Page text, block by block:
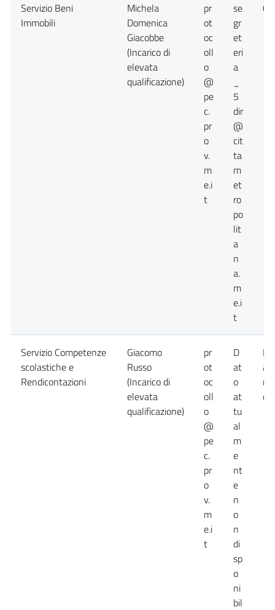
Servizio Beni
Immobili
Michela
Domenica
Giacobbe
(Incarico di
elevata
qualificazione)
pr
ot
oc
oll
o
@
pe
c.
pr
o
v.
m
e.i
t
se
gr
et
eri
a
5
dir
@
cit
ta
m
et
ro
po
lit
a
n
a.
m
e.i
t
Servizio Competenze
scolastiche e
Rendicontazioni
Giacomo
Russo
(Incarico di
elevata
qualificazione)
pr
ot
oc
oll
o
@
pe
c.
pr
o
v.
m
e.i
t
D
at
o
at
tu
al
m
e
nt
e
n
o
n
di
sp
o
ni
bil